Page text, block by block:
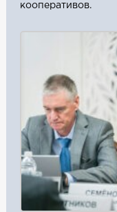
кооперативов.